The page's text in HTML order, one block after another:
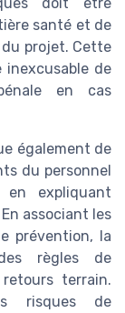
doit être
santé et de
du projet. Cette
de
en cas
également de
du personnel
expliquant
associant les
prévention, la
règles de
terrain.
risques de